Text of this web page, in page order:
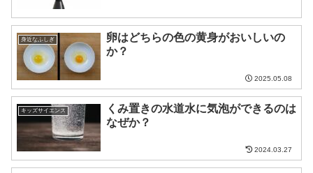
身近なふしぎ
卵はどちらの色の黄身がおいしいの
か？
2025.05.08
キッズサイエンス
くみ置きの水道水に気泡ができるのは
なぜか？
2024.03.27